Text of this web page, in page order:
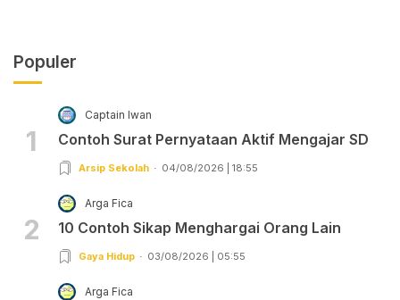
Populer
1
Captain Iwan
Contoh Surat Pernyataan Aktif Mengajar SD
Arsip Sekolah 04/08/2026 | 18:55
2
Arga Fica
10 Contoh Sikap Menghargai Orang Lain
Gaya Hidup 03/08/2026 | 05:55
Arga Fica